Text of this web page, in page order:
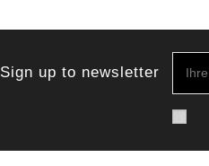
Sign up to newsletter